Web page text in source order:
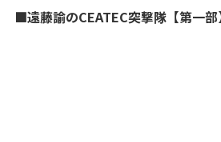
■遠藤諭のCEATEC突撃隊【第一部